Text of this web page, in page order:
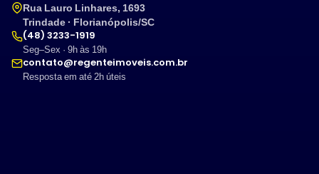
Rua Lauro Linhares, 1693
Trindade · Florianópolis/SC
(48) 3233-1919
Seg–Sex · 9h às 19h
contato@regenteimoveis.com.br
Resposta em até 2h úteis